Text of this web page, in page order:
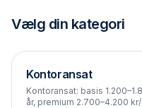
Vælg din kategori
Kontoransat
Kontoransat: basis
år, premium 2.700–4.200